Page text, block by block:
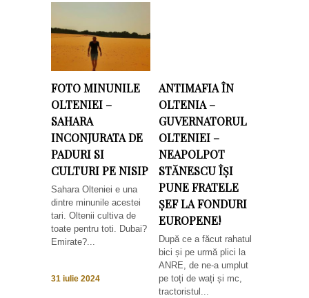
FOTO MINUNILE
OLTENIEI –
SAHARA
INCONJURATA DE
PADURI SI
CULTURI PE NISIP
Sahara Olteniei e una
dintre minunile acestei
tari. Oltenii cultiva de
toate pentru toti. Dubai?
Emirate?...
31 iulie 2024
ANTIMAFIA ÎN
OLTENIA –
GUVERNATORUL
OLTENIEI –
NEAPOLPOT
STĂNESCU ÎȘI
PUNE FRATELE
ȘEF LA FONDURI
EUROPENE!
După ce a făcut rahatul
bici și pe urmă plici la
ANRE, de ne-a umplut
pe toți de wați și mc,
tractoristul...